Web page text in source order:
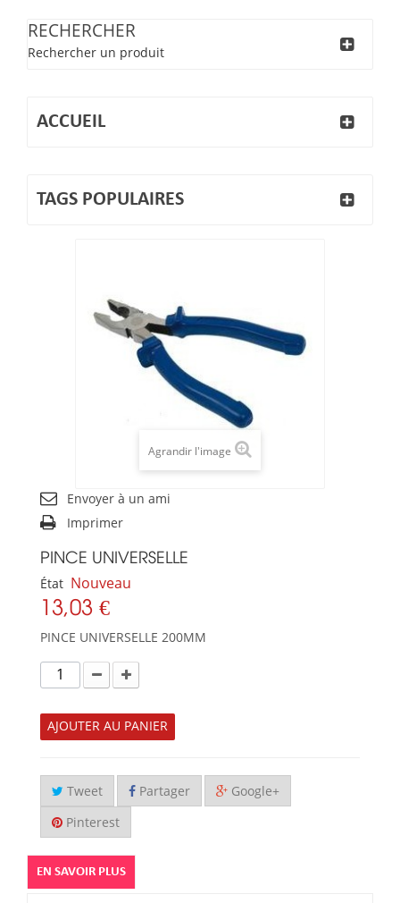
RECHERCHER
Rechercher un produit
ACCUEIL
TAGS POPULAIRES
Agrandir l'image
Envoyer à un ami
Imprimer
PINCE UNIVERSELLE
État Nouveau
13,03 €
PINCE UNIVERSELLE 200MM
AJOUTER AU PANIER
Tweet Partager Google+
Pinterest
EN SAVOIR PLUS